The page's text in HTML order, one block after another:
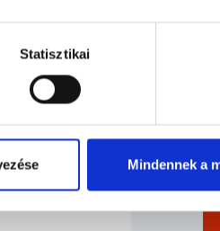
Statisztikai
Mindennek a